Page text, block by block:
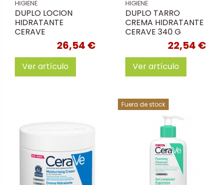
HIGIENE
DUPLO LOCION
HIDRATANTE
CERAVE
26,54 €
Ver artículo
HIGIENE
DUPLO TARRO
CREMA HIDRATANTE
CERAVE 340 G
22,54 €
Ver artículo
Fuera de stock